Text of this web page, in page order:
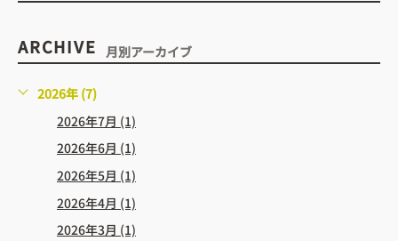
ARCHIVE 月別アーカイブ
2026年 (7)
2026年7月 (1)
2026年6月 (1)
2026年5月 (1)
2026年4月 (1)
2026年3月 (1)